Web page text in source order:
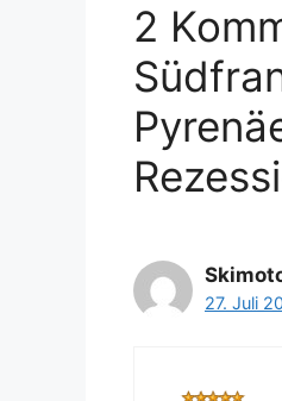
2
27. Juli